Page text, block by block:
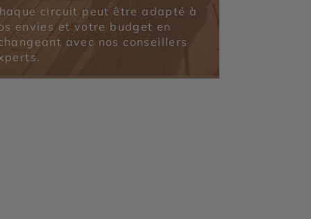
circuit peut être adapté à
envies et votre budget en
avec nos conseillers